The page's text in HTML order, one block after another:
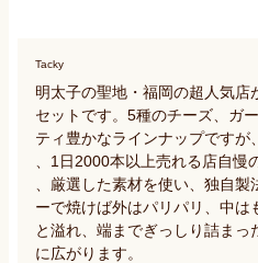
Tacky
明太子の聖地・福岡の超人気
セットです。5種のチーズ、ガ
ティ豊かなラインナップですが
、1日2000本以上売れる店自
、厳選した素材を使い、独自
ーで焼けば外はパリパリ、中は
と溢れ、端までぎっしり詰ま
に広がります。